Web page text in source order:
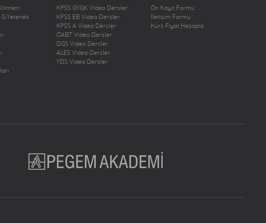
G.Yetenek
KPSS GYGK Video Dersler
KPSS EB Video Dersler
KPSS A Video Dersler
ÖABT Video Dersler
DGS Video Dersler
ALES Video Dersler
YDS Video Dersler
Ön Kayıt Formu
İletişim Formu
Kurs Fiyat Hesapla